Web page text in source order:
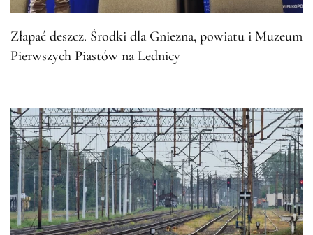
Złapać deszcz. Środki dla Gniezna, powiatu i Muzeum
Pierwszych Piastów na Lednicy